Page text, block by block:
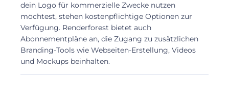
dein Logo für kommerzielle Zwecke nutzen
möchtest, stehen kostenpflichtige Optionen zur
Verfügung. Renderforest bietet auch
Abonnementpläne an, die Zugang zu zusätzlichen
Branding-Tools wie Webseiten-Erstellung, Videos
und Mockups beinhalten.